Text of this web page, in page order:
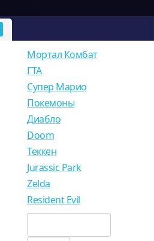
Мортал Комбат
ГТА
Супер Марио
Покемоны
Диабло
Doom
Теккен
Jurassic Park
Zelda
Resident Evil